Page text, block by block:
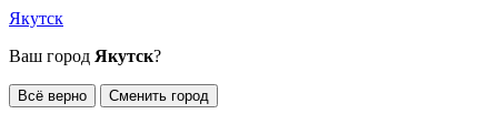
Якутск
Ваш город Якутск?
Всё верно Сменить город